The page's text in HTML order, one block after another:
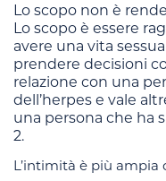
Lo scopo non è
Lo scopo è essere
avere una vita
prendere decisioni
relazione con una
dell’herpes e vale
una persona che ha
2.
L’intimità è più ampia